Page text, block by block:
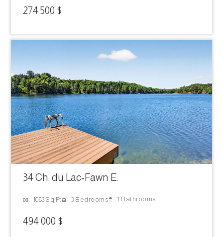
274 500 $
34 Ch. du Lac-Fawn E.
1083 Sq Ft 3 Bedrooms 1 Bathrooms
494 000 $